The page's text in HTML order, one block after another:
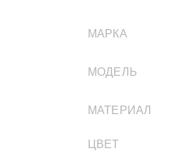
МАРКА
МОДЕЛЬ
МАТЕРИАЛ
ЦВЕТ